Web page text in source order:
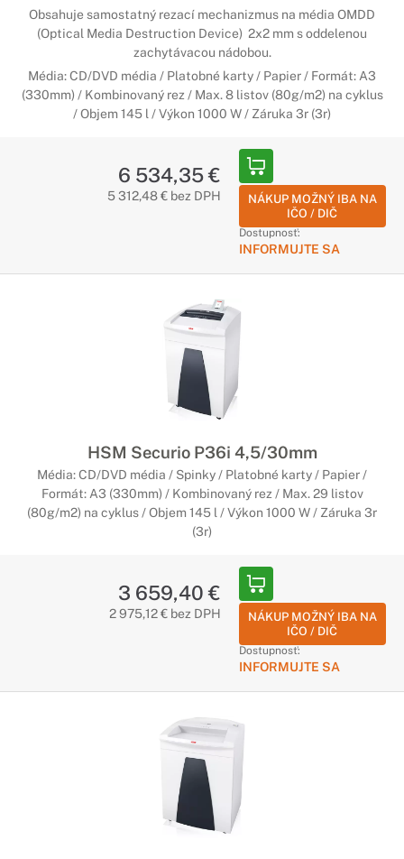
Obsahuje samostatný rezací mechanizmus na média OMDD
(Optical Media Destruction Device) 2x2 mm s oddelenou
zachytávacou nádobou.
Média: CD/DVD média / Platobné karty / Papier / Formát: A3
(330mm) / Kombinovaný rez / Max. 8 listov (80g/m2) na cyklus
/ Objem 145 l / Výkon 1000 W / Záruka 3r (3r)
6 534,35 €
5 312,48 € bez DPH
NÁKUP MOŽNÝ IBA NA
IČO / DIČ
Dostupnosť:
INFORMUJTE SA
HSM Securio P36i 4,5/30mm
Média: CD/DVD média / Spinky / Platobné karty / Papier /
Formát: A3 (330mm) / Kombinovaný rez / Max. 29 listov
(80g/m2) na cyklus / Objem 145 l / Výkon 1000 W / Záruka 3r
(3r)
3 659,40 €
2 975,12 € bez DPH
NÁKUP MOŽNÝ IBA NA
IČO / DIČ
Dostupnosť:
INFORMUJTE SA